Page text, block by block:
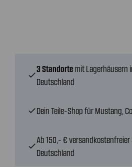
check
3 Standorte mit Lagerhäusern
Deutschland
checkDein Teile-Shop für Mustang,
check
Ab 150,- €
Deutschland